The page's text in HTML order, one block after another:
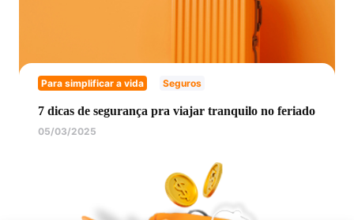
Para simplificar a vida Seguros
7 dicas de segurança pra viajar tranquilo no feriado
05/03/2025